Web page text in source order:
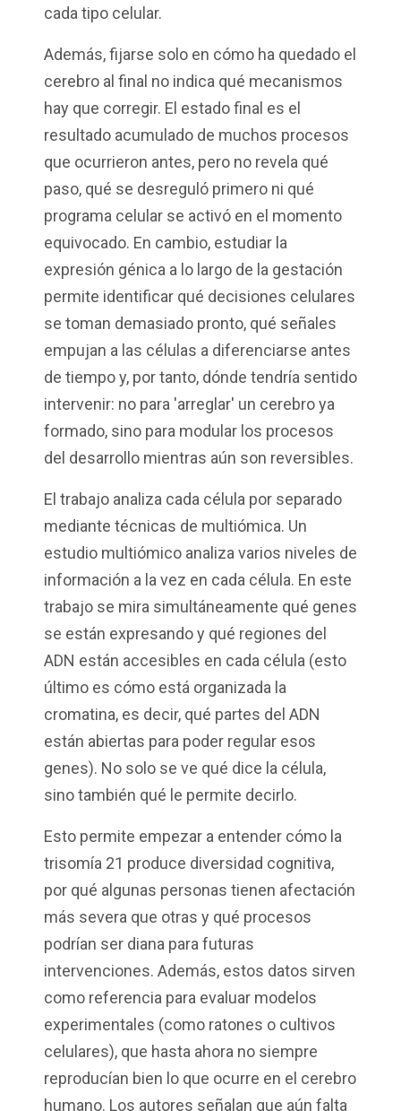
cada tipo celular.
Además, fijarse solo en cómo ha quedado el
cerebro al final no indica qué mecanismos
hay que corregir. El estado final es el
resultado acumulado de muchos procesos
que ocurrieron antes, pero no revela qué
paso, qué se desreguló primero ni qué
programa celular se activó en el momento
equivocado. En cambio, estudiar la
expresión génica a lo largo de la gestación
permite identificar qué decisiones celulares
se toman demasiado pronto, qué señales
empujan a las células a diferenciarse antes
de tiempo y, por tanto, dónde tendría sentido
intervenir: no para 'arreglar' un cerebro ya
formado, sino para modular los procesos
del desarrollo mientras aún son reversibles.
El trabajo analiza cada célula por separado
mediante técnicas de multiómica. Un
estudio multiómico analiza varios niveles de
información a la vez en cada célula. En este
trabajo se mira simultáneamente qué genes
se están expresando y qué regiones del
ADN están accesibles en cada célula (esto
último es cómo está organizada la
cromatina, es decir, qué partes del ADN
están abiertas para poder regular esos
genes). No solo se ve qué dice la célula,
sino también qué le permite decirlo.
Esto permite empezar a entender cómo la
trisomía 21 produce diversidad cognitiva,
por qué algunas personas tienen afectación
más severa que otras y qué procesos
podrían ser diana para futuras
intervenciones. Además, estos datos sirven
como referencia para evaluar modelos
experimentales (como ratones o cultivos
celulares), que hasta ahora no siempre
reproducían bien lo que ocurre en el cerebro
humano. Los autores señalan que aún falta